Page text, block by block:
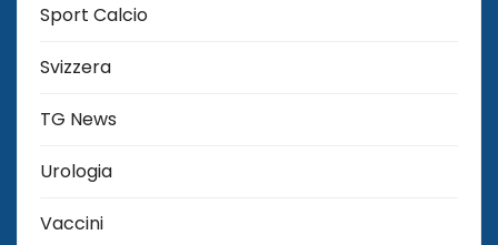
Sport Calcio
Svizzera
TG News
Urologia
Vaccini